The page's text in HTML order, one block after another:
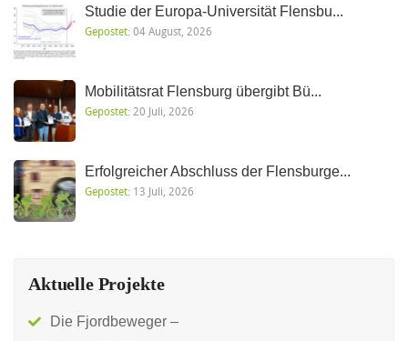
Studie der Europa-Universität Flensbu...
Gepostet:04 August, 2026
Mobilitätsrat Flensburg übergibt Bü...
Gepostet: 20 Juli, 2026
Erfolgreicher Abschluss der Flensburge...
Gepostet: 13 Juli, 2026
Aktuelle Projekte
Die Fjordbeweger –